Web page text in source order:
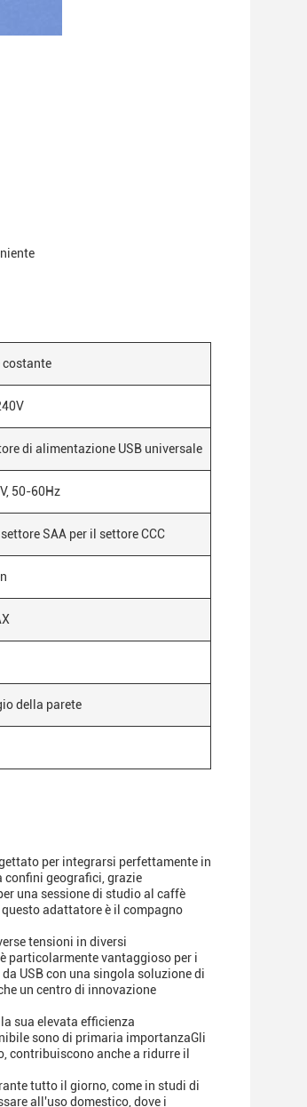
costante
di alimentazione USB universale
50-60Hz
SAA per il settore CCC
della parete
per integrarsi perfettamente in
confini geografici, grazie
una sessione di studio al caffè
adattatore è il compagno
tensioni in diversi
particolarmente vantaggioso per i
USB con una singola soluzione di
un centro di innovazione
sua elevata efficienza
sono di primaria importanzaGli
anche a ridurre il
tutto il giorno, come in studi di
all'uso domestico, dove i